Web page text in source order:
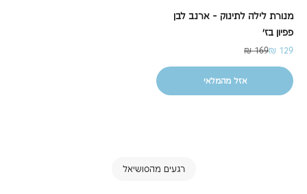
מנורת לילה לתינוק - ארנב לבן
פפיון בז'
מחיר מבצע
129 ₪ מחיר רגיל
169 ₪
אזל מהמלאי
רגעים מהסושיאל